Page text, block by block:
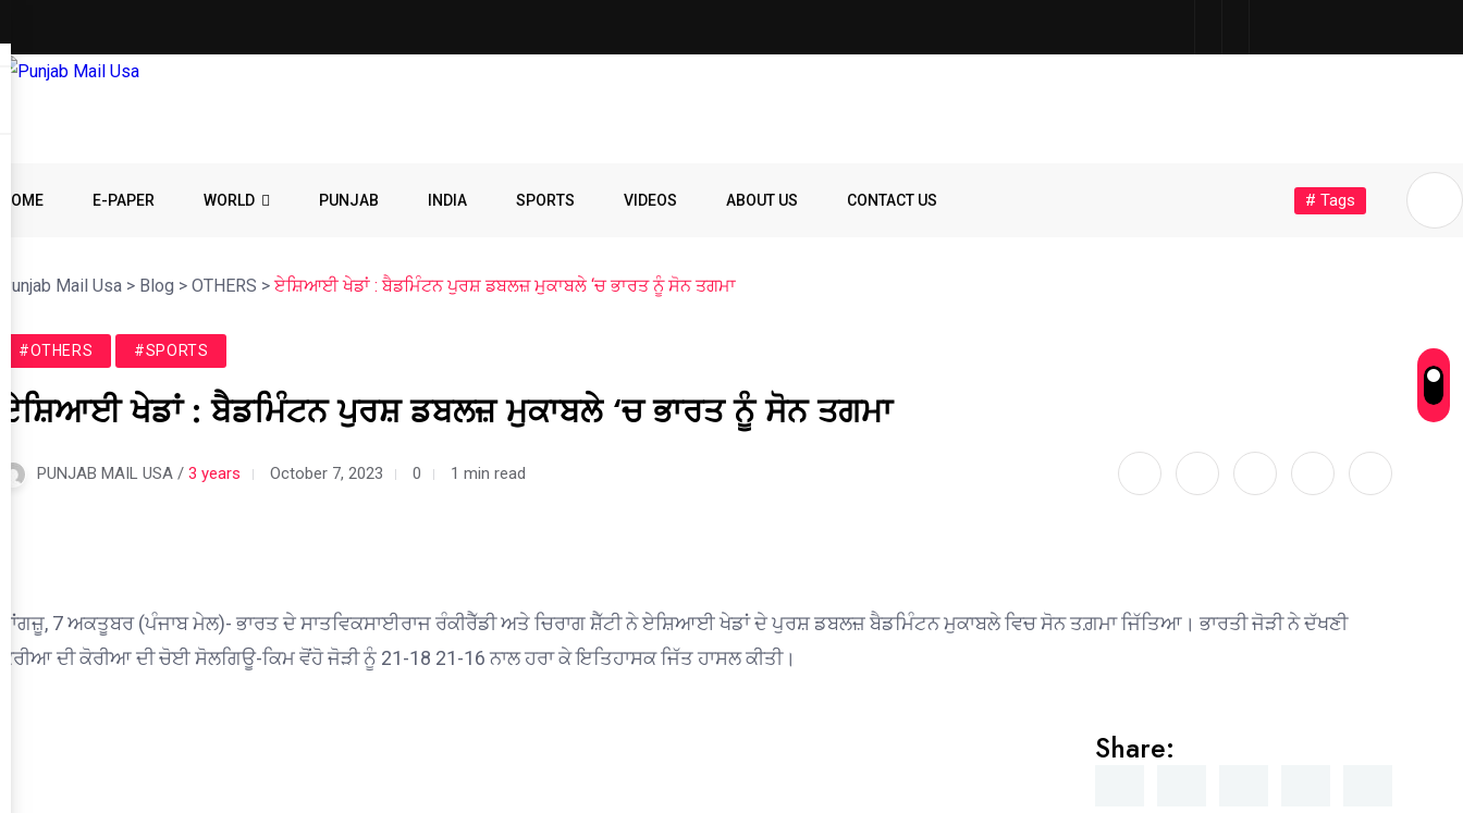
HOME E-PAPER WORLD PUNJAB INDIA SPORTS VIDEOS ABOUT US CONTACT US # Tags
Punjab Mail Usa > Blog > OTHERS >ਏਸ਼ਿਆਈ ਖੇਡਾਂ : ਬੈਡਮਿੰਟਨ ਪੁਰਸ਼ ਡਬਲਜ਼ ਮੁਕਾਬਲੇ ‘ਚ ਭਾਰਤ ਨੂੰ ਸੋਨ ਤਗਮਾ
#OTHERS #SPORTS
ਏਸ਼ਿਆਈ ਖੇਡਾਂ : ਬੈਡਮਿੰਟਨ ਪੁਰਸ਼ ਡਬਲਜ਼ ਮੁਕਾਬਲੇ ‘ਚ ਭਾਰਤ ਨੂੰ ਸੋਨ ਤਗਮਾ
PUNJAB MAIL USA / 3 years October 7, 2023 0 1 min read
ਹਾਂਗਜ਼ੂ, 7 ਅਕਤੂਬਰ (ਪੰਜਾਬ ਮੇਲ)- ਭਾਰਤ ਦੇ ਸਾਤਵਿਕਸਾਈਰਾਜ ਰੰਕੀਰੈੱਡੀ ਅਤੇ ਚਿਰਾਗ ਸ਼ੈੱਟੀ ਨੇ ਏਸ਼ਿਆਈ ਖੇਡਾਂ ਦੇ ਪੁਰਸ਼ ਡਬਲਜ਼ ਬੈਡਮਿੰਟਨ ਮੁਕਾਬਲੇ ਵਿਚ ਸੋਨ ਤਗ਼ਮਾ ਜਿੱਤਿਆ। ਭਾਰਤੀ ਜੋੜੀ ਨੇ ਦੱਖਣੀ
ਕੋਰੀਆ ਦੀ ਕੋਰੀਆ ਦੀ ਚੋਈ ਸੋਲਗਿਊ-ਕਿਮ ਵੋਂਹੋ ਜੋੜੀ ਨੂੰ 21-18 21-16 ਨਾਲ ਹਰਾ ਕੇ ਇਤਿਹਾਸਕ ਜਿੱਤ ਹਾਸਲ ਕੀਤੀ।
Share: